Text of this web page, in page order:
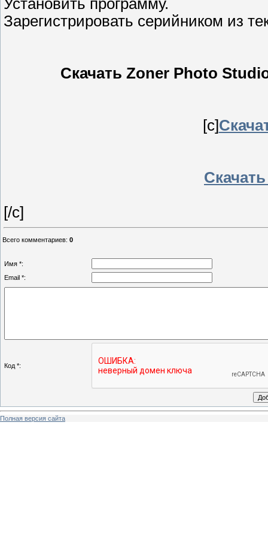
Установить программу.
Зарегистрировать серийником из
Скачать Zoner Photo
[c]
[/c]
Всего комментариев: 0
Имя *:
Email *:
Код *:
Полная версия сайта